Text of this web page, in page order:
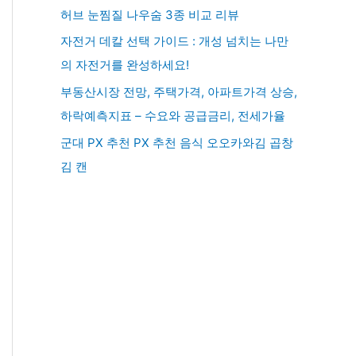
허브 눈찜질 나우숨 3종 비교 리뷰
자전거 데칼 선택 가이드 : 개성 넘치는 나만
의 자전거를 완성하세요!
부동산시장 전망, 주택가격, 아파트가격 상승,
하락예측지표 – 수요와 공급금리, 전세가율
군대 PX 추천 PX 추천 음식 오오카와김 곱창
김 캔